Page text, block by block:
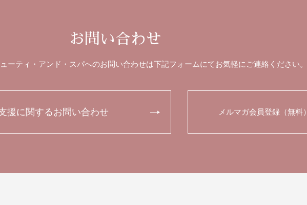
お問い合わせ
ーティ・アンド・スパへのお問い合わせは下記フォームにてお気軽にご連絡ください。
援に関するお問い合わせ メルマガ会員登録（無料）